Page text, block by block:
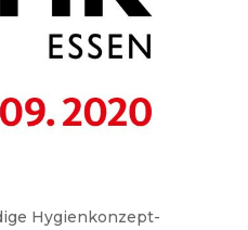
Hygienkonzept-